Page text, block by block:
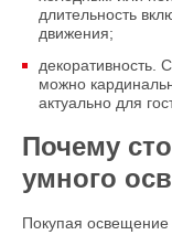
длительность
движения;
декоративность.
можно
актуально для
Почему
умного
Покупая